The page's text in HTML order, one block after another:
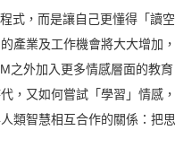
式，而是讓自己更懂得「讀空
產業及工作機會將大大增加
之外加入更多情感層面的教
代，又如何嘗試「學習」情感
類智慧相互合作的關係：把